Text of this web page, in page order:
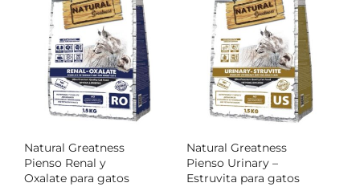
Natural Greatness
Pienso Renal y
Oxalate para gatos
Natural Greatness
Pienso Urinary –
Estruvita para gatos